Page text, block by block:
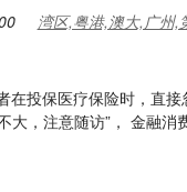
湾区,粤港,澳大,广州,
投保医疗保险时，直接
大，注意随访”， 金融